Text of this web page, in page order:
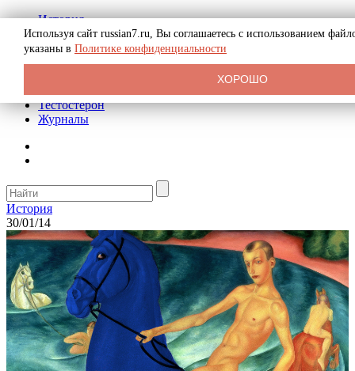
История
Биография
Криминал
Реклама на сайте
Тестостерон
Журналы
История
30/01/14
Используя сайт russian7.ru, Вы соглашаетесь с использованием
указаны в Политике конфиденциальности
ХОРОШО